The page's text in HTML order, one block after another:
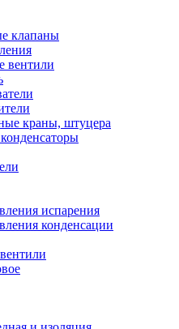
клапаны
вентили
краны, штуцера
испарения
конденсации